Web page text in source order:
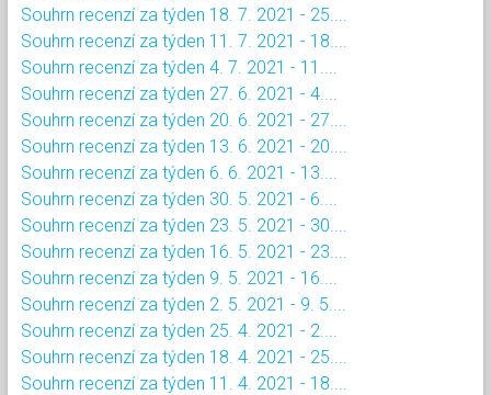
Souhrn recenzí za týden 18. 7. 2021 - 25....
Souhrn recenzí za týden 11. 7. 2021 - 18....
Souhrn recenzí za týden 4. 7. 2021 - 11....
Souhrn recenzí za týden 27. 6. 2021 - 4....
Souhrn recenzí za týden 20. 6. 2021 - 27....
Souhrn recenzí za týden 13. 6. 2021 - 20....
Souhrn recenzí za týden 6. 6. 2021 - 13....
Souhrn recenzí za týden 30. 5. 2021 - 6....
Souhrn recenzí za týden 23. 5. 2021 - 30....
Souhrn recenzí za týden 16. 5. 2021 - 23....
Souhrn recenzí za týden 9. 5. 2021 - 16....
Souhrn recenzí za týden 2. 5. 2021 - 9. 5....
Souhrn recenzí za týden 25. 4. 2021 - 2....
Souhrn recenzí za týden 18. 4. 2021 - 25....
Souhrn recenzí za týden 11. 4. 2021 - 18....